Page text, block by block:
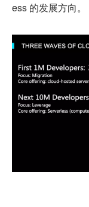
ess 的发展方向。